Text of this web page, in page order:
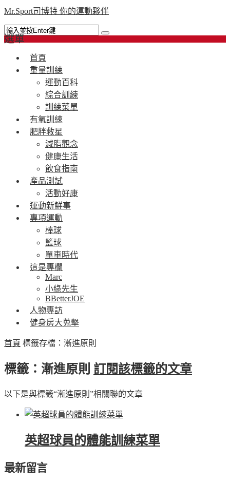
Mr.Sport司博特 你的運動夥伴
選單
首頁
重量訓練
運動百科
綜合訓練
訓練菜單
有氧訓練
肥胖救星
減脂觀念
健康生活
飲食指南
產品測試
活動好康
運動新鮮事
專項運動
棒球
籃球
單車時代
這是專欄
Marc
小綠先生
BBetterJOE
人物專訪
健身房大蒐擊
首頁 標籤存檔：漸進原則
標籤：漸進原則 訂閱該標籤的文章
以下是與標籤“漸進原則”相關聯的文章
英超球員的體能訓練菜單
最新留言